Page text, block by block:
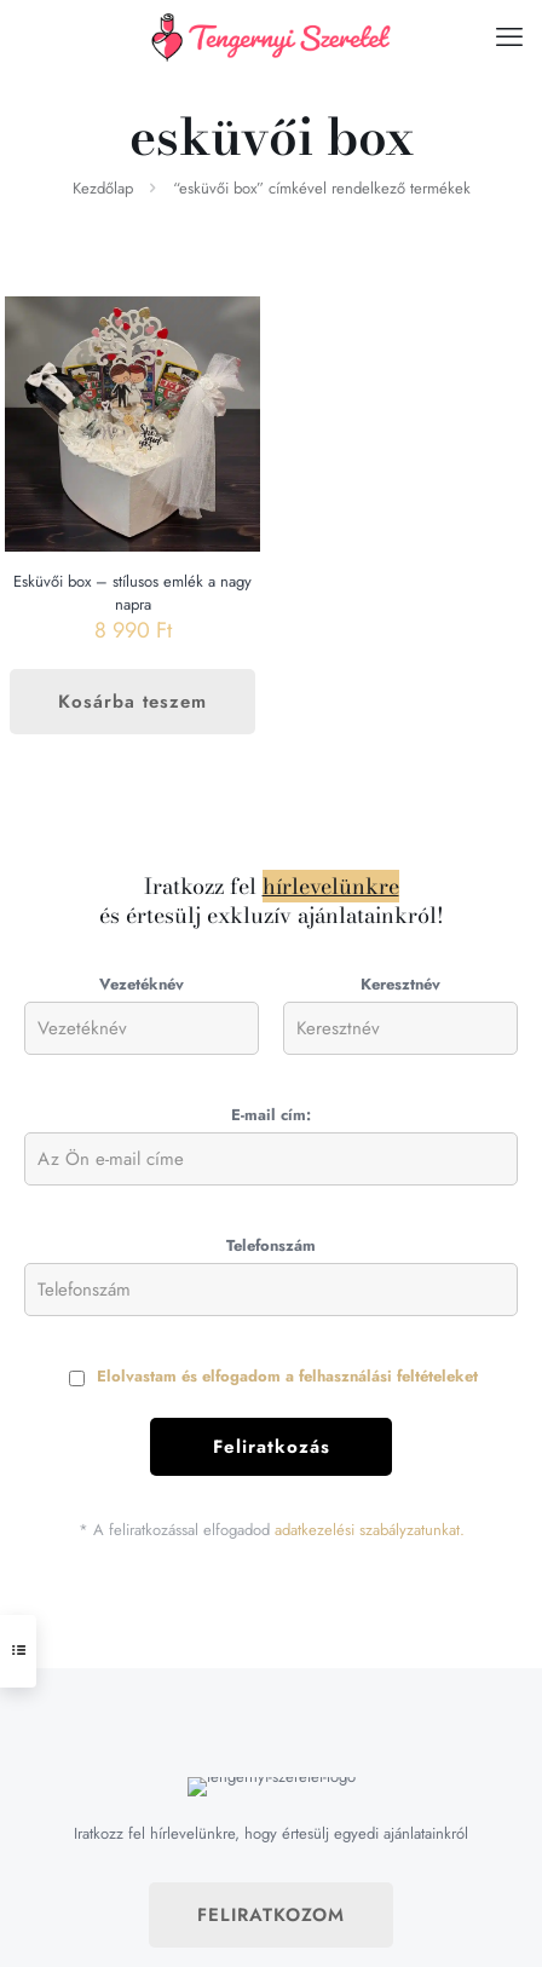
esküvői box
Kezdőlap “esküvői box” címkével rendelkező termékek
Esküvői box – stílusos emlék a nagy
napra
8 990 Ft
Kosárba teszem
Iratkozz felhírlevelünkre
és értesülj exkluzív ajánlatainkról!
Vezetéknév Keresztnév
E-mail cím:
Telefonszám
Elolvastam és elfogadom a felhasználási feltételeket
* A feliratkozással elfogadod adatkezelési szabályzatunkat.
Iratkozz fel hírlevelünkre, hogy értesülj egyedi ajánlatainkról
FELIRATKOZOM